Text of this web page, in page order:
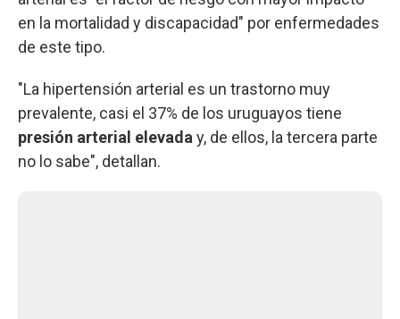
en la mortalidad y discapacidad" por enfermedades
de este tipo.
"La hipertensión arterial es un trastorno muy
prevalente, casi el 37% de los uruguayos tiene
presión arterial elevada y, de ellos, la tercera parte
no lo sabe", detallan.